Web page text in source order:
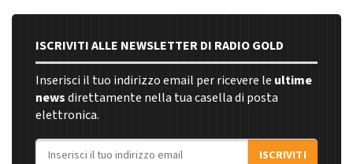
ISCRIVITI ALLE NEWSLETTER DI RADIO GOLD
Inserisci il tuo indirizzo email per ricevere le ultime
newsdirettamente nella tua casella di posta
elettronica.
Indirizzo email
ISCRIVITI